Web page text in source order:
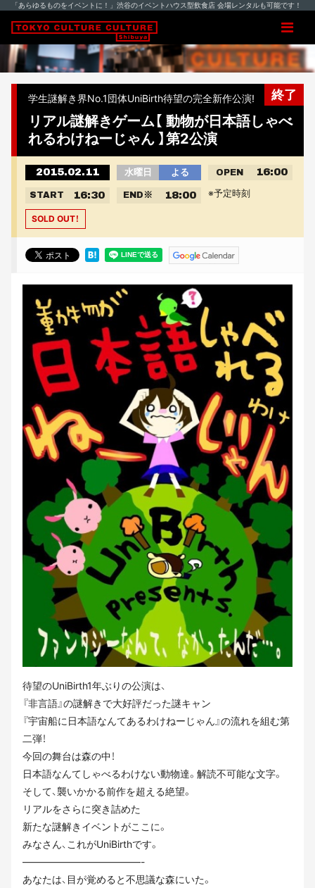
「あらゆるものをイベントに！」渋谷のイベントハウス型飲食店 会場レンタルも可能です！
終了
学生謎解き界No.1団体UniBirth待望の完全新作公演!
リアル謎解きゲーム【 動物が日本語しゃべ
れるわけねーじゃん 】第2公演
2015.02.11 水曜日 よる OPEN 16:00
START 16:30 END ※ 18:00 ※予定時刻
SOLD OUT！
待望のUniBirth1年ぶりの公演は、
『非言語』の謎解きで大好評だった謎キャン
『宇宙船に日本語なんてあるわけねーじゃん』の流れを組む第
二弾！
今回の舞台は森の中！
日本語なんてしゃべるわけない動物達。解読不可能な文字。
そして、襲いかかる前作を超える絶望。
リアルをさらに突き詰めた
新たな謎解きイベントがここに。
みなさん、これがUniBirthです。
————————————-
あなたは、目が覚めると不思議な森にいた。